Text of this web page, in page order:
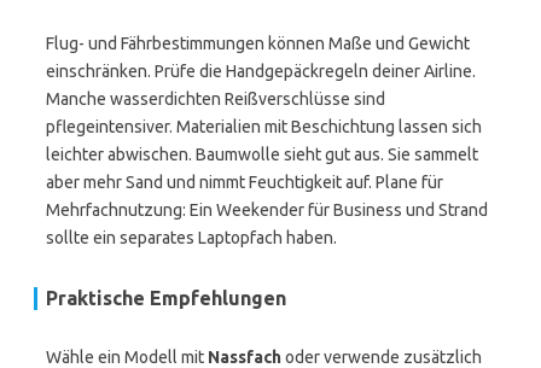
Flug- und Fährbestimmungen können Maße und Gewicht
einschränken. Prüfe die Handgepäckregeln deiner Airline.
Manche wasserdichten Reißverschlüsse sind
pflegeintensiver. Materialien mit Beschichtung lassen sich
leichter abwischen. Baumwolle sieht gut aus. Sie sammelt
aber mehr Sand und nimmt Feuchtigkeit auf. Plane für
Mehrfachnutzung: Ein Weekender für Business und Strand
sollte ein separates Laptopfach haben.
Praktische Empfehlungen
Wähle ein Modell mit Nassfachoder verwende zusätzlich